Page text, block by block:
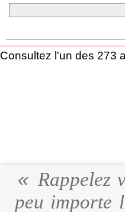
Consultez l'un des 273
Rappelez
peu importe